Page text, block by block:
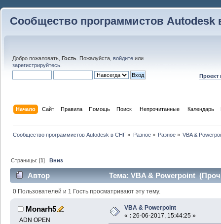
Сообщество программистов Autodesk
Добро пожаловать, Гость . Пожалуйста, войдите или
зарегистрируйтесь
Проект
Начало Сайт Правила Помощь Поиск Непрочитанные Календарь
Сообщество программистов Autodesk в СНГ » Разное» Разное» VBA &
Страницы: [1]Вниз
Автор Тема: VBA & Powerpoint
0 Пользователей и 1 Гость просматривают эту тему.
Monarh5
ADN OPEN
VBA & Powerpoint
« : 26-06-2017, 15:44:25 »